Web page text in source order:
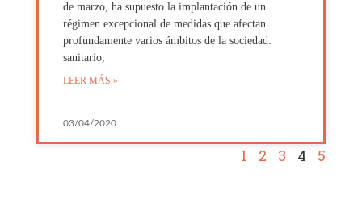
de marzo, ha supuesto la implantación de un
régimen excepcional de medidas que afectan
profundamente varios ámbitos de la sociedad:
sanitario,
LEER MÁS »
03/04/2020
1 2 3 4 5